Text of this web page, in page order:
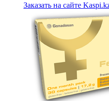
Заказать на сайте